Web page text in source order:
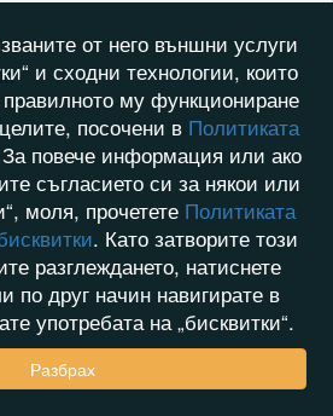
от него външни услуги
и сходни технологии, които
му функциониране
посочени в Политиката
повече информация или ако
съгласието си за някои или
моля, прочетете Политиката
. Като затворите този
разглеждането, натиснете
по друг начин навигирате в
употребата на „бисквитки“.
Разбрах